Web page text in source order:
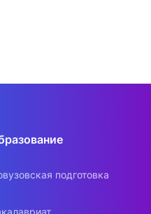
подготовка